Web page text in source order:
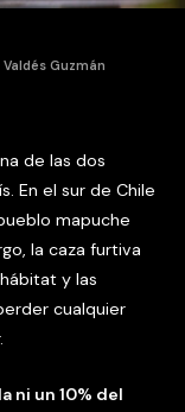
Guzmán
de las dos
En el sur de Chile
mapuche
la caza furtiva
y las
cualquier
ni un 10% del